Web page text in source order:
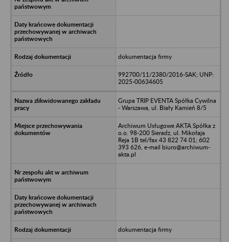
dokumentacja firmy
992700/11/2380/2016-SAK; UNP:
2025-00634605
Grupa TRIP EVENTA Spółka Cywilna
- Warszawa, ul. Biały Kamień 8/5
Archiwum Usługowe AKTA Spółka z
o.o. 98-200 Sieradz, ul. Mikołaja
Reja 1B tel/fax 43 822 74 01; 602
393 626, e-mail biuro@archiwum-
akta.pl
dokumentacja firmy